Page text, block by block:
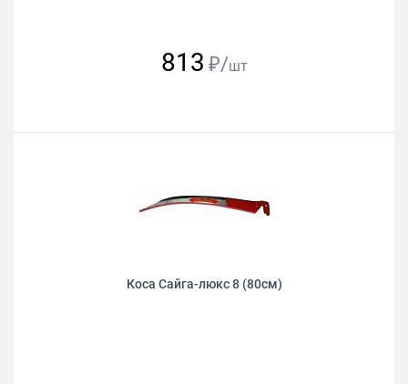
813 ₽/шт
Коса Сайга-люкс 8 (80см)